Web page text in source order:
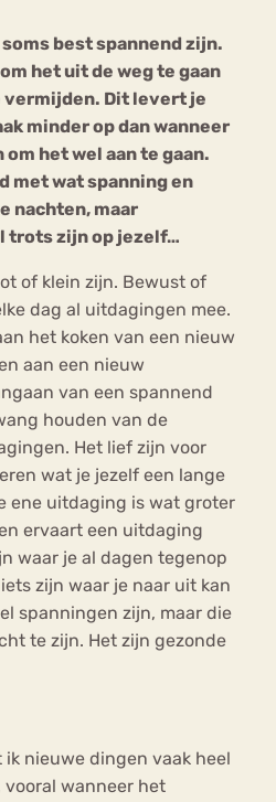
best spannend zijn.
het uit de weg te gaan
Dit levert je
minder op dan wanneer
het wel aan te gaan.
met wat spanning en
nachten, maar
trots zijn op jezelf…
of klein zijn. Bewust of
dag al uitdagingen mee.
het koken van een nieuw
aan een nieuw
van een spannend
houden van de
Het lief zijn voor
wat je jezelf een lange
ene uitdaging is wat groter
ervaart een uitdaging
waar je al dagen tegenop
zijn waar je naar uit kan
spanningen zijn, maar die
te zijn. Het zijn gezonde
ik nieuwe dingen vaak heel
wanneer het
Chat
Forum
Anorexia Nervosa
Sport
Trauma
Angst